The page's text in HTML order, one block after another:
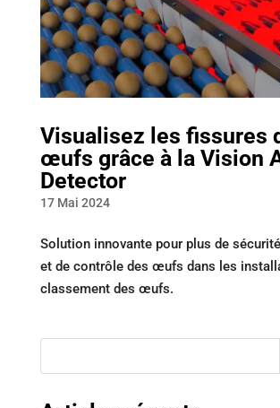
Visualisez les fissures
œufs grâce à la Vision
Detector
17 Mai 2024
Solution innovante pour plus de
et de contrôle des œufs dans les
classement des œufs.